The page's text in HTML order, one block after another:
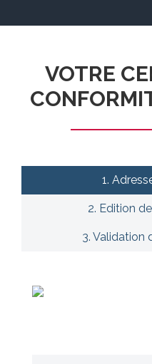
VOTRE
1.
2. Edition
3. Validation